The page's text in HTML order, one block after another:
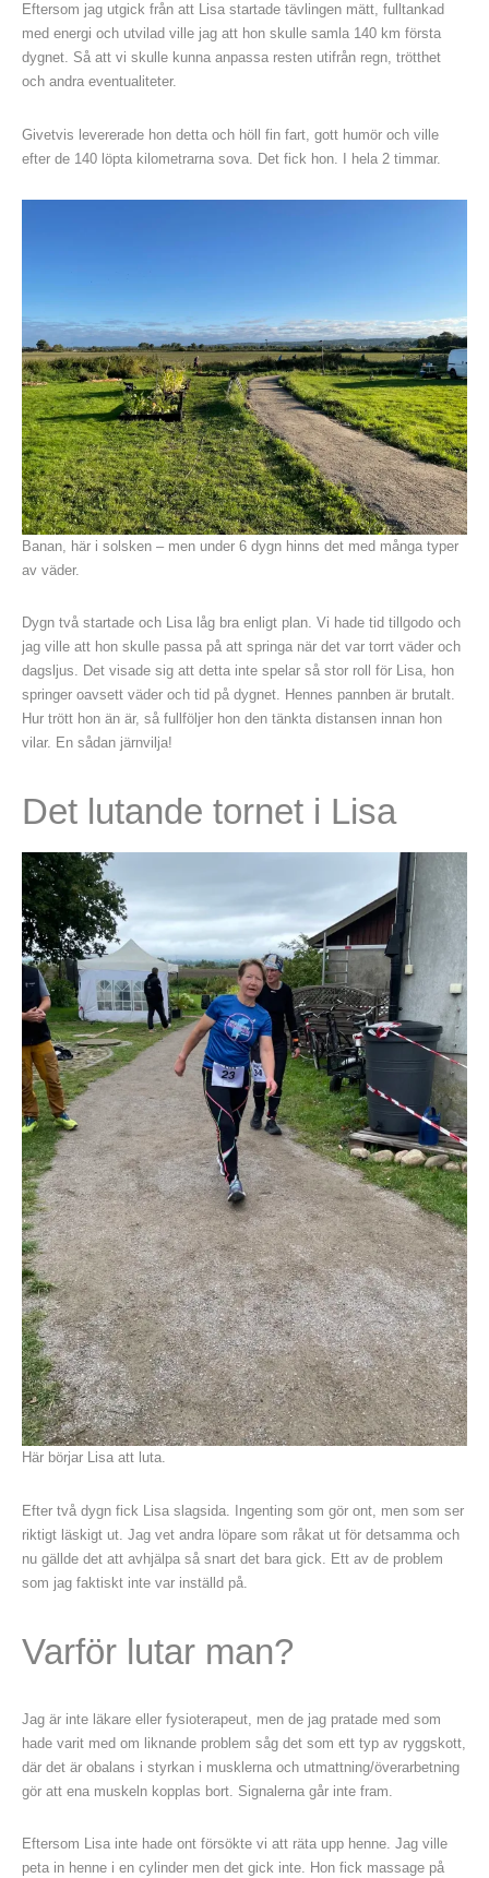
Eftersom jag utgick från att Lisa startade tävlingen mätt, fulltankad
med energi och utvilad ville jag att hon skulle samla 140 km första
dygnet. Så att vi skulle kunna anpassa resten utifrån regn, trötthet
och andra eventualiteter.
Givetvis levererade hon detta och höll fin fart, gott humör och ville
efter de 140 löpta kilometrarna sova. Det fick hon. I hela 2 timmar.
Banan, här i solsken – men under 6 dygn hinns det med många typer
av väder.
Dygn två startade och Lisa låg bra enligt plan. Vi hade tid tillgodo och
jag ville att hon skulle passa på att springa när det var torrt väder och
dagsljus. Det visade sig att detta inte spelar så stor roll för Lisa, hon
springer oavsett väder och tid på dygnet. Hennes pannben är brutalt.
Hur trött hon än är, så fullföljer hon den tänkta distansen innan hon
vilar. En sådan järnvilja!
Det lutande tornet i Lisa
Här börjar Lisa att luta.
Efter två dygn fick Lisa slagsida. Ingenting som gör ont, men som ser
riktigt läskigt ut. Jag vet andra löpare som råkat ut för detsamma och
nu gällde det att avhjälpa så snart det bara gick. Ett av de problem
som jag faktiskt inte var inställd på.
Varför lutar man?
Jag är inte läkare eller fysioterapeut, men de jag pratade med som
hade varit med om liknande problem såg det som ett typ av ryggskott,
där det är obalans i styrkan i musklerna och utmattning/överarbetning
gör att ena muskeln kopplas bort. Signalerna går inte fram.
Eftersom Lisa inte hade ont försökte vi att räta upp henne. Jag ville
peta in henne i en cylinder men det gick inte. Hon fick massage på